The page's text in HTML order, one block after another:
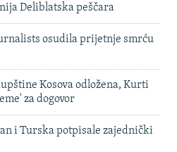
Deliblatska peščara
osudila prijetnje smrću
Kosova odložena, Kurti
za dogovor
i Turska potpisale zajednički